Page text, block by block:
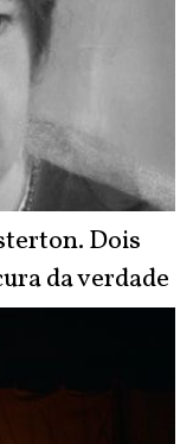
Dois
da verdade